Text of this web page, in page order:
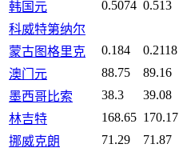
韩国元 0.5074 0.513
科威特第纳尔
蒙古图格里克
0.184 0.2118
澳门元
88.75 89.16
墨西哥比索
38.3 39.08
林吉特
168.65 170.17
挪威克朗
71.29 71.87